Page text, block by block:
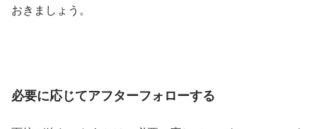
おきましょう。
必要に応じてアフターフォローする